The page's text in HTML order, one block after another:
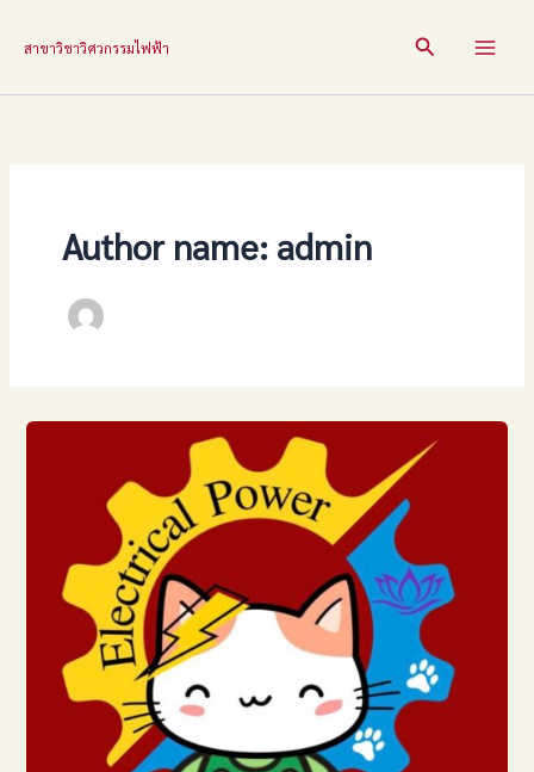
สาขาวิชาวิศวกรรมไฟฟ้า Search
Author name: admin